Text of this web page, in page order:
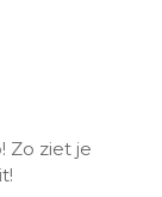
Zo ziet je